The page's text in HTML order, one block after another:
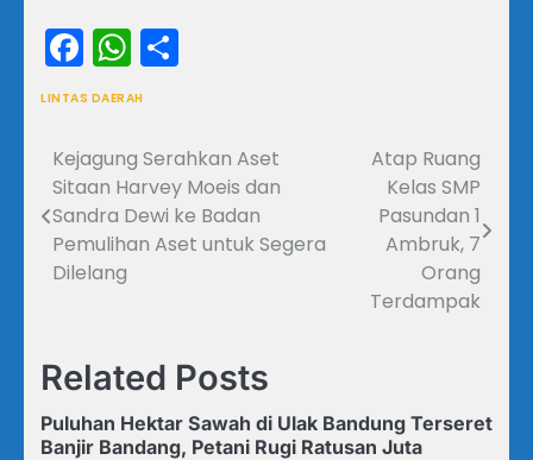
Facebook
WhatsApp
LINTAS DAERAH
Navigasi
pos
Kejagung Serahkan Aset
Sitaan Harvey Moeis dan
Sandra Dewi ke Badan
Pemulihan Aset untuk Segera
Dilelang
Atap Ruang
Kelas SMP
Pasundan 1
Ambruk, 7
Orang
Terdampak
Related Posts
Puluhan Hektar Sawah di Ulak Bandung Terseret
Banjir Bandang, Petani Rugi Ratusan Juta